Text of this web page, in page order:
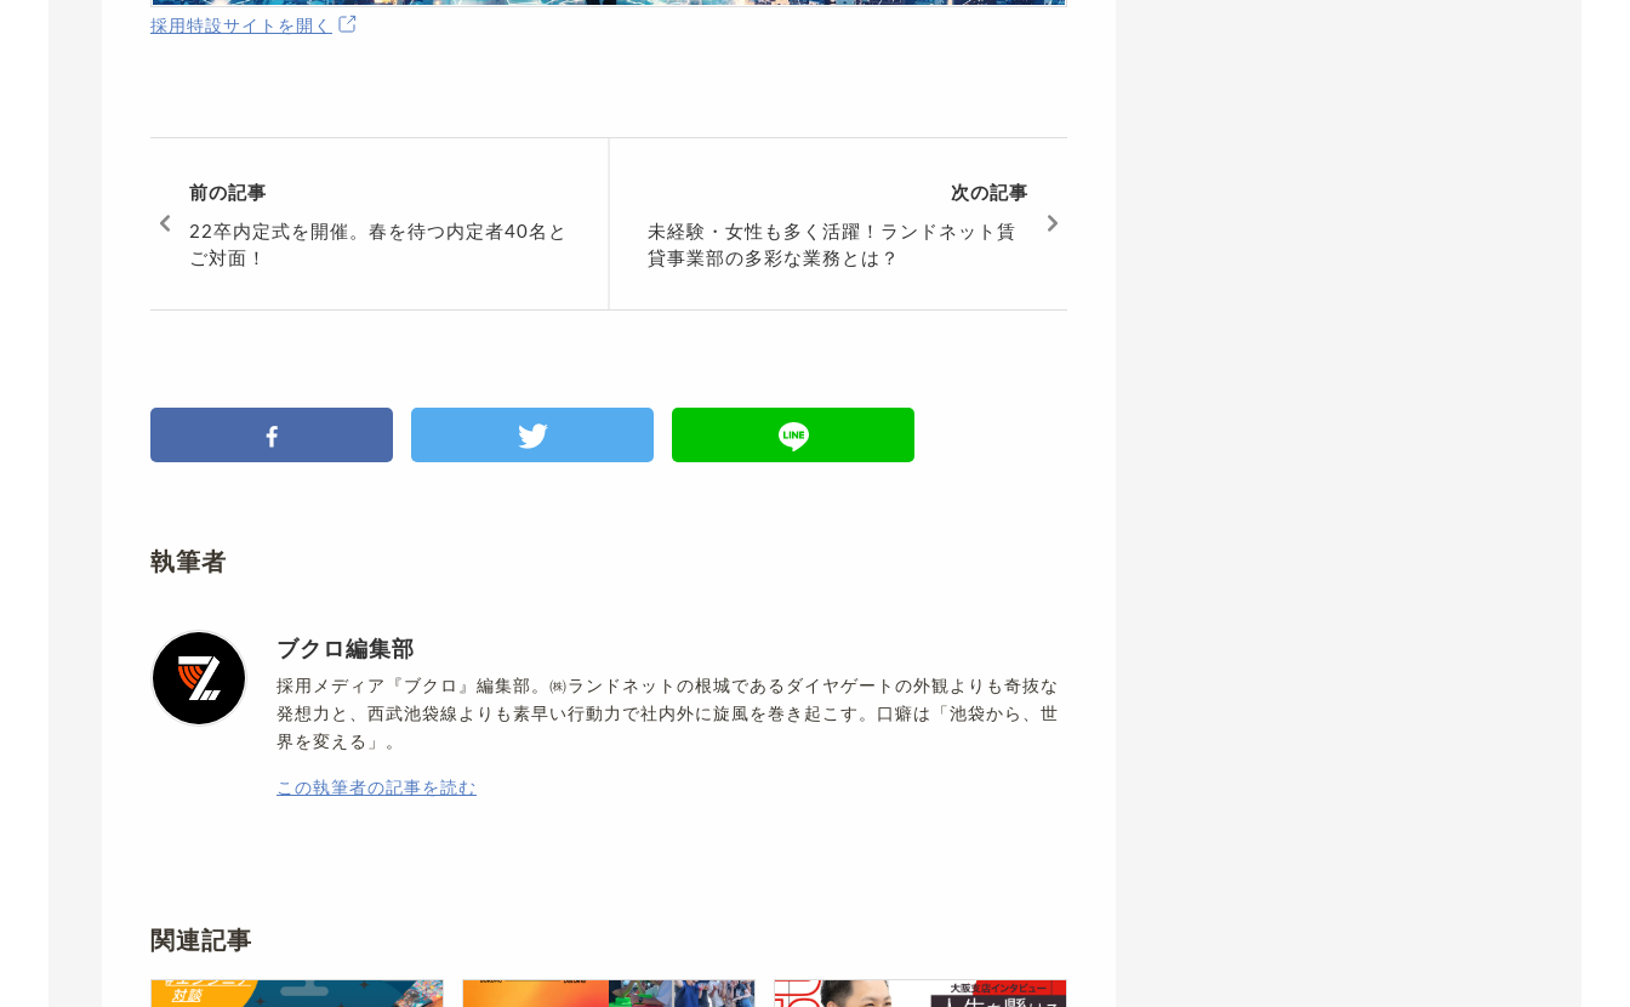
採用特設サイトを開く
前の記事
22卒内定式を開催。春を待つ内定者40名と
ご対面！
次の記事
未経験・女性も多く活躍！ランドネット賃
貸事業部の多彩な業務とは？
執筆者
ブクロ編集部
採用メディア『ブクロ』編集部。㈱ランドネットの根城であるダイヤゲートの外観よりも奇抜な
発想力と、西武池袋線よりも素早い行動力で社内外に旋風を巻き起こす。口癖は「池袋から、世
界を変える」。
この執筆者の記事を読む
関連記事